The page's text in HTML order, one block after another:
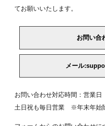
てお願いいたします。
お問い合
メール
お問い合わせ対応時間：営業
土日祝も毎日営業 ※年末年始